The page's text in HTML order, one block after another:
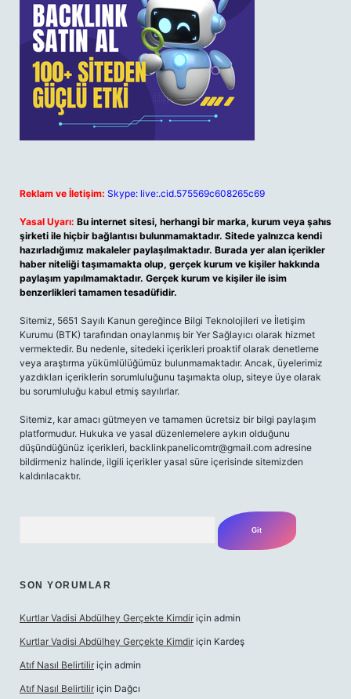
Reklam ve İletişim: Skype: live:.cid.575569c608265c69
Yasal Uyarı: Bu internet sitesi, herhangi bir marka, kurum veya şahıs
şirketi ile hiçbir bağlantısı bulunmamaktadır. Sitede yalnızca kendi
hazırladığımız makaleler paylaşılmaktadır. Burada yer alan içerikler
haber niteliği taşımamakta olup, gerçek kurum ve kişiler hakkında
paylaşım yapılmamaktadır. Gerçek kurum ve kişiler ile isim
benzerlikleri tamamen tesadüfidir.
Sitemiz, 5651 Sayılı Kanun gereğince Bilgi Teknolojileri ve İletişim
Kurumu (BTK) tarafından onaylanmış bir Yer Sağlayıcı olarak hizmet
vermektedir. Bu nedenle, sitedeki içerikleri proaktif olarak denetleme
veya araştırma yükümlülüğümüz bulunmamaktadır. Ancak, üyelerimiz
yazdıkları içeriklerin sorumluluğunu taşımakta olup, siteye üye olarak
bu sorumluluğu kabul etmiş sayılırlar.
Sitemiz, kar amacı gütmeyen ve tamamen ücretsiz bir bilgi paylaşım
platformudur. Hukuka ve yasal düzenlemelere aykırı olduğunu
düşündüğünüz içerikleri, backlinkpanelicomtr@gmail.com adresine
bildirmeniz halinde, ilgili içerikler yasal süre içerisinde sitemizden
kaldırılacaktır.
SON YORUMLAR
Kurtlar Vadisi Abdülhey Gerçekte Kimdir için admin
Kurtlar Vadisi Abdülhey Gerçekte Kimdir için Kardeş
Atıf Nasıl Belirtilir için admin
Atıf Nasıl Belirtilir için Dağcı